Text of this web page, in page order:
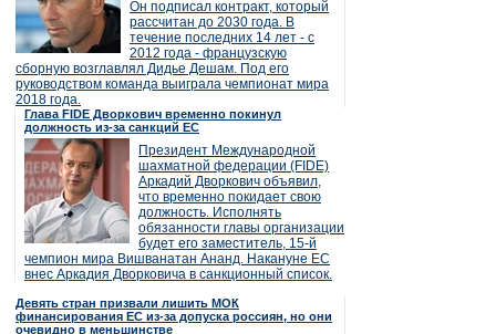
Он подписал контракт, который
рассчитан до 2030 года. В
течение последних 14 лет - с
2012 года - французскую
сборную возглавлял Дидье Дешам. Под его
руководством команда выиграла чемпионат мира
2018 года.
Глава FIDE Дворкович временно покинул
должность из-за санкций ЕС
Президент Международной
шахматной федерации (FIDE)
Аркадий Дворкович объявил,
что временно покидает свою
должность. Исполнять
обязанности главы организации
будет его заместитель, 15-й
чемпион мира Вишванатан Ананд. Накануне ЕС
внес Аркадия Дворковича в санкционный список.
Девять стран призвали лишить МОК
финансирования ЕС из-за допуска россиян, но они
очевидно в меньшинстве